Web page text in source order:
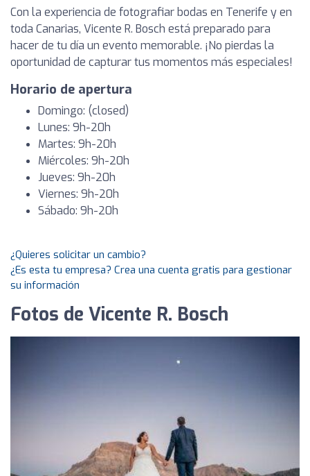
Con la experiencia de fotografiar bodas en Tenerife y en
toda Canarias, Vicente R. Bosch está preparado para
hacer de tu día un evento memorable. ¡No pierdas la
oportunidad de capturar tus momentos más especiales!
Horario de apertura
Domingo: (closed)
Lunes: 9h-20h
Martes: 9h-20h
Miércoles: 9h-20h
Jueves: 9h-20h
Viernes: 9h-20h
Sábado: 9h-20h
¿Quieres solicitar un cambio?
¿Es esta tu empresa? Crea una cuenta gratis para gestionar
su información
Fotos de Vicente R. Bosch